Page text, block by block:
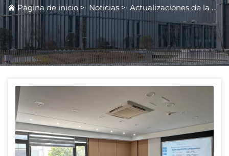
Página de inicio > Noticias > Actualizaciones de la Empresa